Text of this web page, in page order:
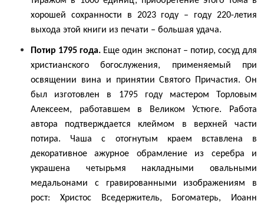
хорошей сохранности в 2023 году – году 220-летия
выхода этой книги из печати – большая удача.
Потир 1795 года. Еще один экспонат – потир, сосуд для
христианского богослужения, применяемый при
освящении вина и принятии Святого Причастия. Он
был изготовлен в 1795 году мастером Торловым
Алексеем, работавшем в Великом Устюге. Работа
автора подтверждается клеймом в верхней части
потира. Чаша с отогнутым краем вставлена в
декоративное ажурное обрамление из серебра и
украшена четырьмя накладными овальными
медальонами с гравированными изображениям в
рост: Христос Вседержитель, Богоматерь, Иоанн